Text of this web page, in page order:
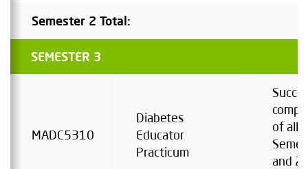
Semester 2 Total:
SEMESTER 3
MADC5310
Diabetes
Educator
Practicum
of all
and 2